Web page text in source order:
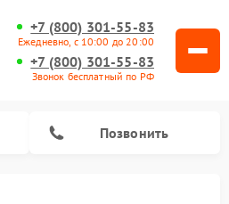
+7 (800) 301-55-83
Ежедневно, с 10:00 до 20:00
+7 (800) 301-55-83
Звонок бесплатный по РФ
Позвонить